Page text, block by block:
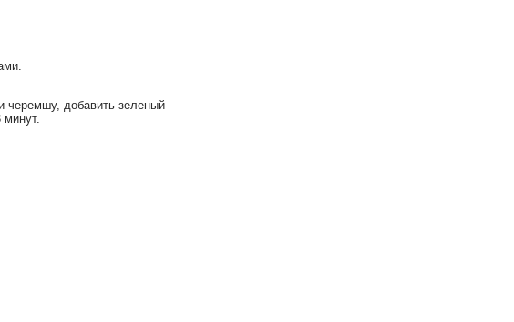
черемшу, добавить зеленый